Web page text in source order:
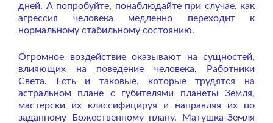
дней. А попробуйте, понаблюдайте при случае, как
агрессия человека медленно переходит к
нормальному стабильному состоянию.
Огромное воздействие оказывают на сущностей,
влияющих на поведение человека, Работники
Света. Есть и таковые, которые трудятся на
астральном плане с губителями планеты Земля,
мастерски их классифицируя и направляя их по
заданному Божественному плану. Матушка-Земля